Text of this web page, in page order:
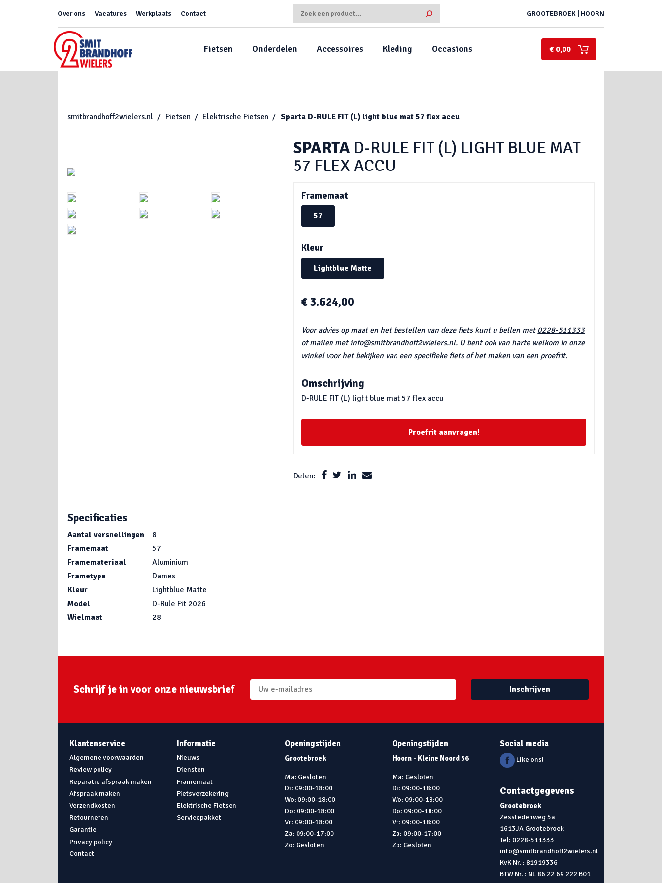
Over ons Vacatures Werkplaats Contact GROOTEBROEK | HOORN
Fietsen Onderdelen Accessoires Kleding Occasions € 0,00
smitbrandhoff2wielers.nl Fietsen Elektrische Fietsen SpartaD-RULE FIT (L) light blue mat 57 flex accu
SPARTA D-RULE FIT (L) LIGHT BLUE MAT
57 FLEX ACCU
Framemaat
57
Kleur
Lightblue Matte
€ 3.624,00
Voor advies op maat en het bestellen van deze fiets kunt u bellen met 0228-511333
of mailen met info@smitbrandhoff2wielers.nl. U bent ook van harte welkom in onze
winkel voor het bekijken van een specifieke fiets of het maken van een proefrit.
Omschrijving
D-RULE FIT (L) light blue mat 57 flex accu
Proefrit aanvragen!
Delen:
Specificaties
Aantal versnellingen
8
Framemaat
57
Framemateriaal
Aluminium
Frametype
Dames
Kleur
Lightblue Matte
Model
D-Rule Fit 2026
Wielmaat
28
Schrijf je in voor onze nieuwsbrief Inschrijven
Klantenservice
Algemene voorwaarden
Review policy
Reparatie afspraak maken
Afspraak maken
Verzendkosten
Retourneren
Garantie
Privacy policy
Contact
Informatie
Nieuws
Diensten
Framemaat
Fietsverzekering
Elektrische Fietsen
Servicepakket
Openingstijden
Grootebroek
Ma: Gesloten
Di: 09:00-18:00
Wo: 09:00-18:00
Do: 09:00-18:00
Vr: 09:00-18:00
Za: 09:00-17:00
Zo: Gesloten
Openingstijden
Hoorn - Kleine Noord 56
Ma: Gesloten
Di: 09:00-18:00
Wo: 09:00-18:00
Do: 09:00-18:00
Vr: 09:00-18:00
Za: 09:00-17:00
Zo: Gesloten
Social media
Like ons!
Contactgegevens
Grootebroek
Zesstedenweg 5a
1613JA Grootebroek
Tel: 0228-511333
info@smitbrandhoff2wielers.nl
KvK Nr. : 81919336
BTW Nr. : NL 86 22 69 222 B01